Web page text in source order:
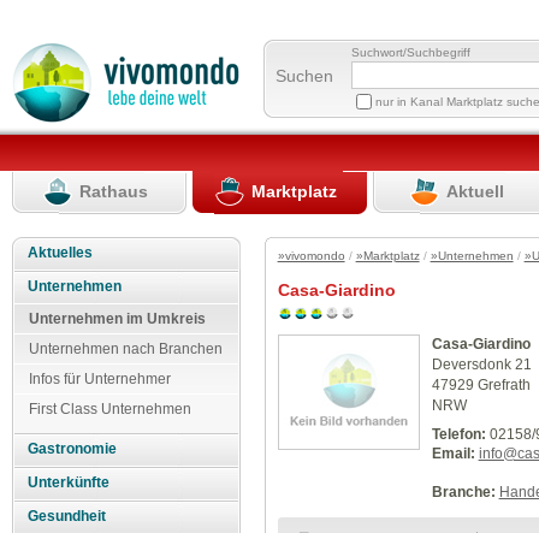
Suchen
Suchwort/Suchbegriff
nur in Kanal Marktplatz
Rathaus Marktplatz Aktuell
Aktuelles
Unternehmen
Unternehmen im Umkreis
Unternehmen nach Branchen
Infos für Unternehmer
First Class Unternehmen
Gastronomie
Unterkünfte
Gesundheit
»vivomondo / »Marktplatz/ »Unternehmen /
Casa-Giardino
Casa-Giardino
Deversdonk 21
47929 Grefrath
NRW
Telefon: 02158/
Email:
Branche: